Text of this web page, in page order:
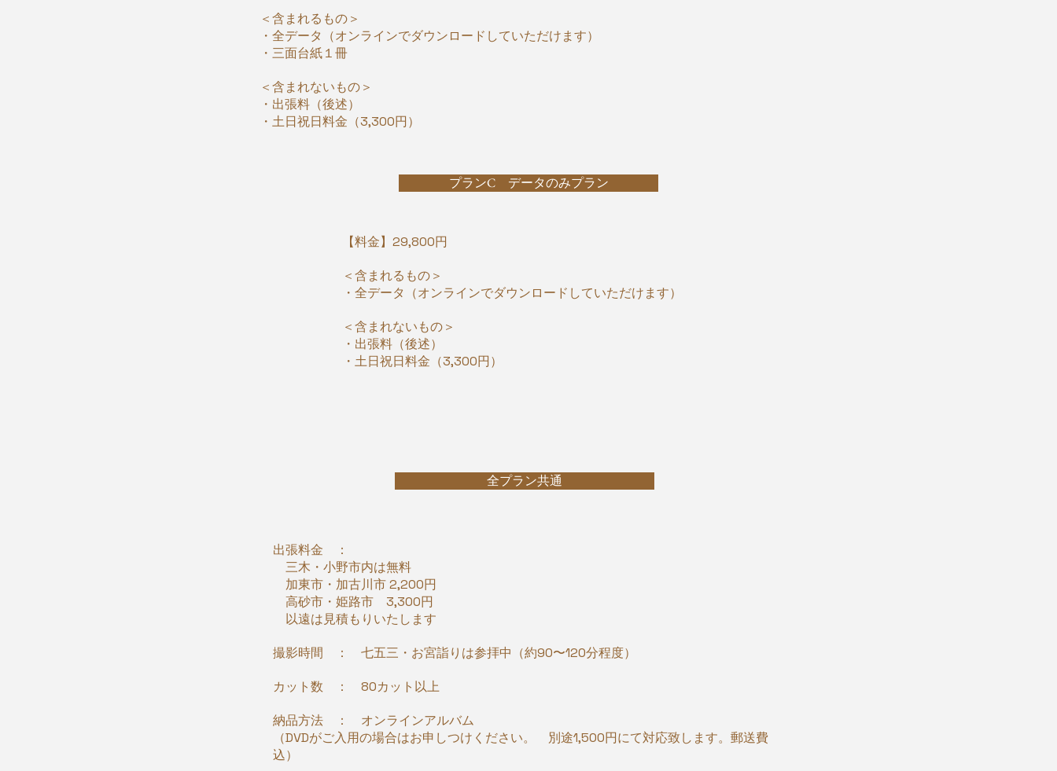
＜含まれるもの＞
・全データ（オンラインでダウンロードしていただけます）
・三面台紙１冊
＜含まれないもの＞
・出張料（後述）
・土日祝日料金（3,300円）
プランC データのみプラン
【料金】29,800円
＜含まれるもの＞
・全データ（オンラインでダウンロードしていただけます）
​＜含まれないもの＞
・出張料（後述）
・土日祝日料金（3,300円）
全プラン共通
出張料金 ：
三木・小野市内は無料
加東市・加古川市 2,200円
高砂市・姫路市 3,300円
以遠は見積もりいたします
撮影時間 ： 七五三・お宮詣りは参拝中（約90〜120分程度）
カット数 ： 80カット以上
​​​納品方法 ： オンラインアルバム
（DVDがご入用の場合はお申しつけください。 別途1,500円にて対応致します。郵送費
込）